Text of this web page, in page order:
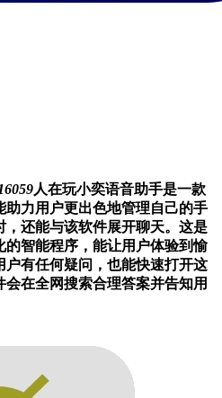
16059人在玩小奕语音助手是一款
助力用户更出色地管理自己的手
，还能与该软件展开聊天。这是
的智能程序，能让用户体验到愉
户有任何疑问，也能快速打开这
在全网搜索合理答案并告知用